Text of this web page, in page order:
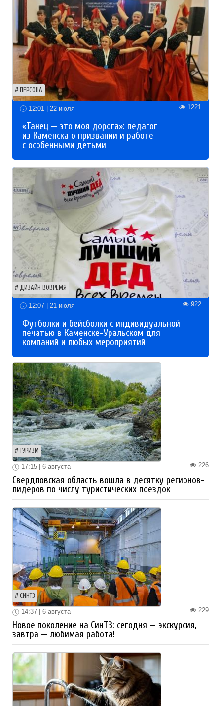
ПЕРСОНА
12:01 | 22 июля 1221
«Танец — это моя дорога»: педагог
из Каменска о призвании и работе
с особенными детьми
ДИЗАЙН ВОВРЕМЯ
12:07 | 21 июля 922
Футболки и бейсболки с индивидуальной
печатью в Каменске-Уральском для
компаний и любых мероприятий
ТУРИЗМ
226
17:15 | 6 августа
Свердловская область вошла в десятку регионов-
лидеров по числу туристических поездок
СИНТЗ
229
14:37 | 6 августа
Новое поколение на СинТЗ: сегодня — экскурсия,
завтра — любимая работа!